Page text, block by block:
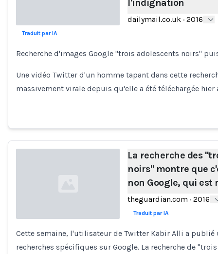
l'indignation
dailymail.co.uk · 2016
Traduit par IA
Recherche d'images Google "trois adolescents noirs"
Une vidéo Twitter d'un homme tapant dans cette
massivement virale depuis qu'elle a été téléchargée
La recherche des
noirs" montre que
non Google, qui est
theguardian.com · 2016
Traduit par IA
Cette semaine, l'utilisateur de Twitter Kabir Alli a publié
recherches spécifiques sur Google. La recherche de